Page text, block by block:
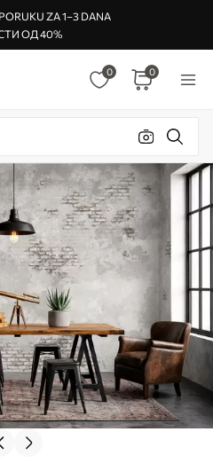
ZA 1–3 DANA
ОД 40%
0 0